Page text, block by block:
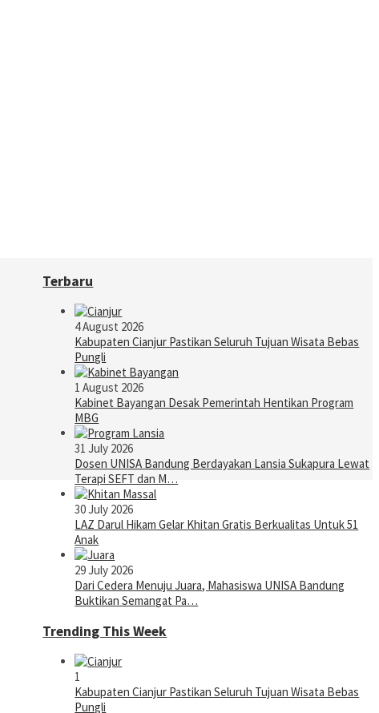
Terbaru
4 August 2026
Kabupaten Cianjur Pastikan Seluruh Tujuan Wisata Bebas
Pungli
1 August 2026
Kabinet Bayangan Desak Pemerintah Hentikan Program
MBG
31 July 2026
Dosen UNISA Bandung Berdayakan Lansia Sukapura Lewat
Terapi SEFT dan M…
30 July 2026
LAZ Darul Hikam Gelar Khitan Gratis Berkualitas Untuk 51
Anak
29 July 2026
Dari Cedera Menuju Juara, Mahasiswa UNISA Bandung
Buktikan Semangat Pa…
Trending This Week
1
Kabupaten Cianjur Pastikan Seluruh Tujuan Wisata Bebas
Pungli